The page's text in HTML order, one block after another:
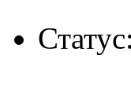
Статус: